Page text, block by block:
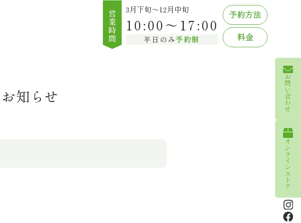
3月下旬〜12月中旬
10:00～17:00
平日のみ予約制
予約方法
料金
お問い合わせ
オンラインストア
お知らせ